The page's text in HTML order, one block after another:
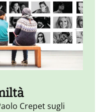
Crepet sugli